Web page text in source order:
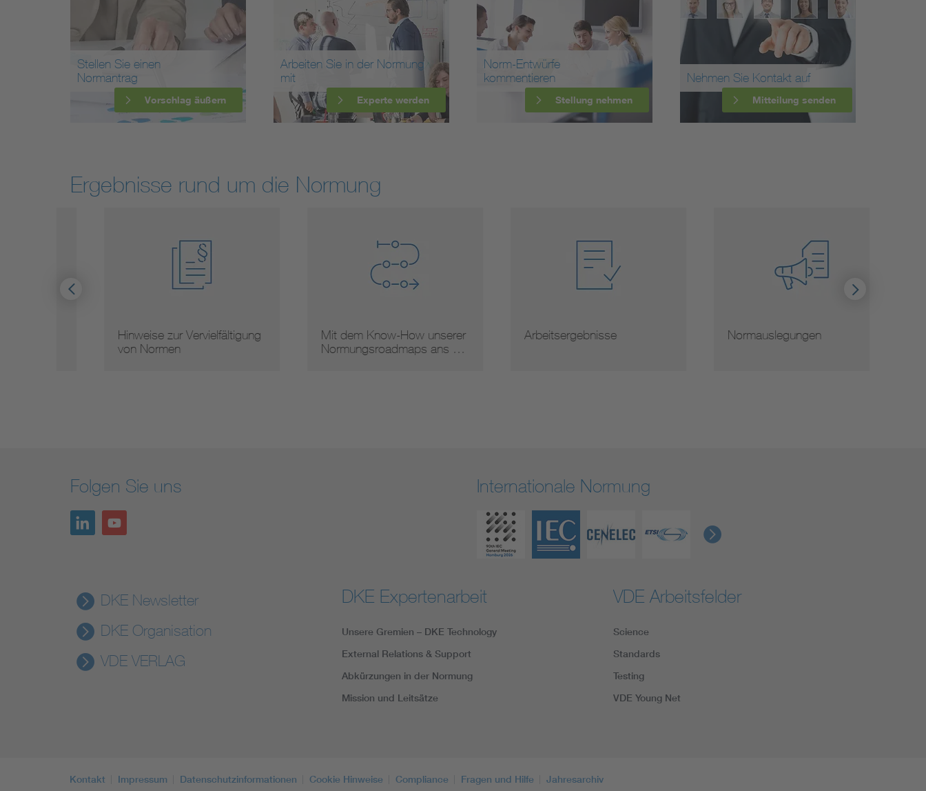
Stellen Sie einen
Normantrag
Vorschlag äußern
Arbeiten Sie in der Normung
mit
Experte werden
Norm-Entwürfe
kommentieren
Stellung nehmen
Nehmen Sie Kontakt auf
Mitteilung senden
Ergebnisse rund um die Normung
Hinweise zur Vervielfältigung
von Normen
Mit dem Know-How unserer
Normungsroadmaps ans …
Arbeitsergebnisse Normauslegungen
Folgen Sie uns Internationale Normung
DKE Newsletter
DKE Organisation
VDE VERLAG
DKE Expertenarbeit
Unsere Gremien – DKE Technology
External Relations & Support
Abkürzungen in der Normung
Mission und Leitsätze
VDE Arbeitsfelder
Science
Standards
Testing
VDE Young Net
Kontakt Impressum Datenschutzinformationen Cookie Hinweise Compliance Fragen und Hilfe Jahresarchiv